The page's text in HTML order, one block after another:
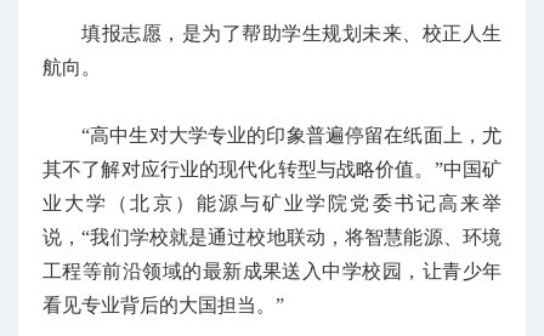
填报志愿，是为了帮助学生规划未来、校正人生
航向。
“高中生对大学专业的印象普遍停留在纸面上，尤
其不了解对应行业的现代化转型与战略价值。”中国矿
业大学（北京）能源与矿业学院党委书记高来举
说，“我们学校就是通过校地联动，将智慧能源、环境
工程等前沿领域的最新成果送入中学校园，让青少年
看见专业背后的大国担当。”